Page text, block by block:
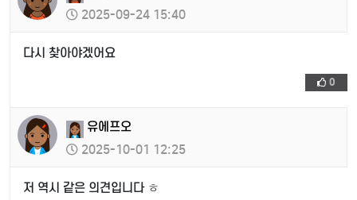
2025-09-24 15:40
다시 찾아야겠어요
0
유에프오
2025-10-01 12:25
저 역시 같은 의견입니다 ㅎ